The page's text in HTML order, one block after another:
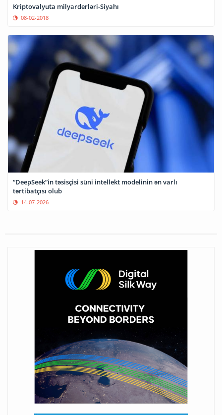
Kriptovalyuta milyarderləri-Siyahı
08-02-2018
“DeepSeek”in təsisçisi süni intellekt modelinin ən varlı
tərtibatçısı olub
14-07-2026